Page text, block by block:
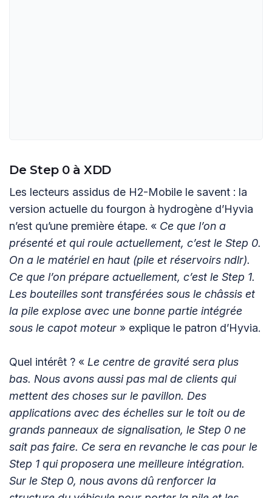
De Step 0 à XDD
Les lecteurs assidus de H2-Mobile le savent : la
version actuelle du fourgon à hydrogène d’Hyvia
n’est qu’une première étape. « Ce que l’on a
présenté et qui roule actuellement, c’est le Step 0.
On a le matériel en haut (pile et réservoirs ndlr).
Ce que l’on prépare actuellement, c’est le Step 1.
Les bouteilles sont transférées sous le châssis et
la pile explose avec une bonne partie intégrée
sous le capot moteur » explique le patron d’Hyvia.
Quel intérêt ? « Le centre de gravité sera plus
bas. Nous avons aussi pas mal de clients qui
mettent des choses sur le pavillon. Des
applications avec des échelles sur le toit ou de
grands panneaux de signalisation, le Step 0 ne
sait pas faire. Ce sera en revanche le cas pour le
Step 1 qui proposera une meilleure intégration.
Sur le Step 0, nous avons dû renforcer la